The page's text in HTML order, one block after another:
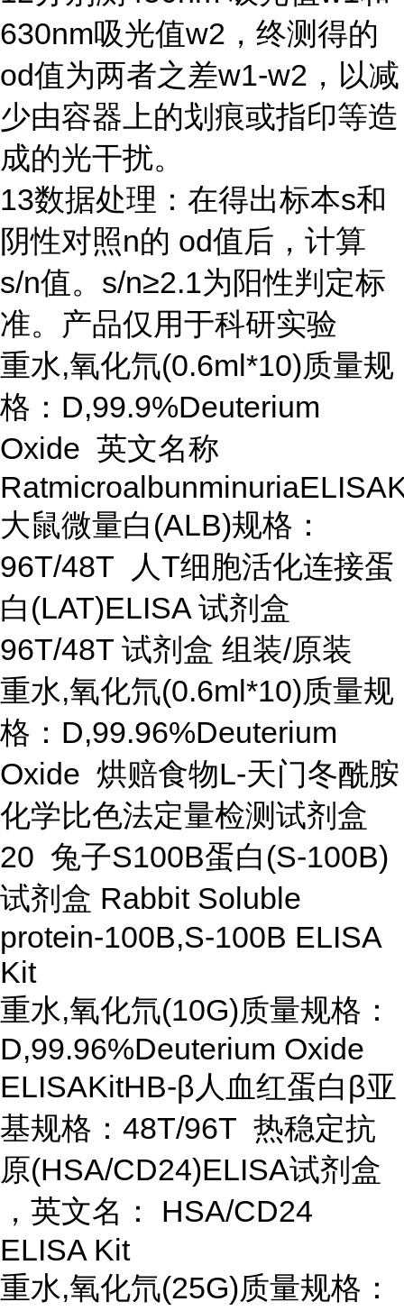
630nm吸光值w2 ，终测得的
od值为两者之差w1-w2 ，以减
少由容器上的划痕或指印等造
成的光干扰。
13数据处理：在得出标本s和
阴性对照n的 od值后，计算
s/n值。 s/n≥2.1为阳性判定标
准。产品仅用于科研实验
重水,氧化氘(0.6ml*10)质量规
格：D,99.9%Deuterium
Oxide 英文名称
大鼠微量白(ALB)规格：
96T/48T 人T细胞活化连接蛋
白(LAT)ELISA 试剂盒
96T/48T 试剂盒 组装/原装
重水,氧化氘(0.6ml*10)质量规
格：D,99.96%Deuterium
Oxide 烘赔食物L-天门冬酰胺
化学比色法定量检测试剂盒
20 兔子S100B蛋白(S-100B)
试剂盒 Rabbit Soluble
protein-100B,S-100B ELISA
Kit
重水,氧化氘(10G)质量规格：
D,99.96%Deuterium Oxide
ELISAKitHB-β人血红蛋白β亚
基规格：48T/96T 热稳定抗
原(HSA/CD24)ELISA试剂盒
，英文名： HSA/CD24
ELISA Kit
重水,氧化氘(25G)质量规格：